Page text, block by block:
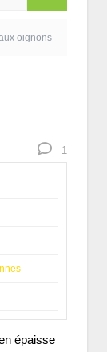
oignons
1
épaisse